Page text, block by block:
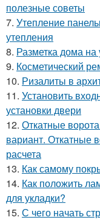
полезные советы
7. Утепление
утепления
8. Разметка дома на
9. Косметический
10. Ризалиты в
11. Установить
установки двери
12. Откатные
вариант. Откатные
расчета
13. Как самому
14. Как положить
для укладки?
15. С чего начать